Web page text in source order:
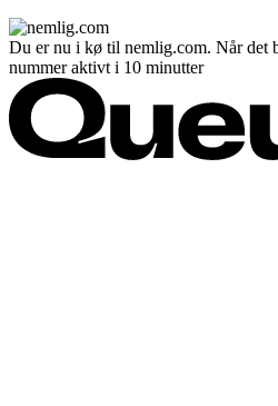
Du er nu i kø til nemlig.com. Når det
nummer aktivt i 10 minutter